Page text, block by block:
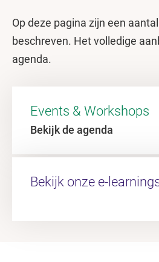
Op deze pagina zijn een
beschreven. Het volledige
agenda.
Events & Workshops
Bekijk de agenda
Bekijk onze e-